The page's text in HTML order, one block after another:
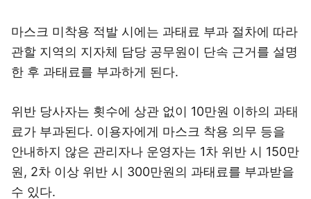
마스크 미착용 적발 시에는 과태료 부과 절차에 따라
관할 지역의 지자체 담당 공무원이 단속 근거를 설명
한 후 과태료를 부과하게 된다.
위반 당사자는 횟수에 상관 없이 10만원 이하의 과태
료가 부과된다. 이용자에게 마스크 착용 의무 등을
안내하지 않은 관리자나 운영자는 1차 위반 시 150만
원, 2차 이상 위반 시 300만원의 과태료를 부과받을
수 있다.